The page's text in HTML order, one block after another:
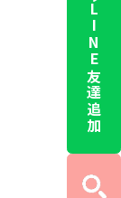
LINE友達追加